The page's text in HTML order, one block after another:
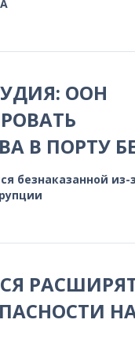
ООН
В ПОРТУ
безнаказанной из-